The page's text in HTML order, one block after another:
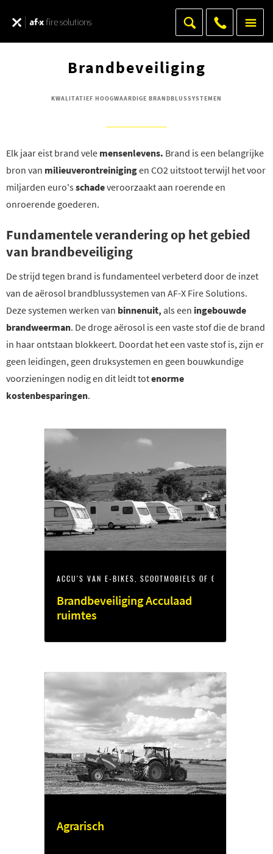
Brandbeveiliging
KWALITATIEF HOOGWAARDIGE BRANDBLUSSYSTEMEN
Elk jaar eist brand vele mensenlevens. Brand is een belangrijke
bron van milieuverontreinigingen CO2 uitstoot terwijl het voor
miljarden euro'sschadeveroorzaakt aan roerende en
onroerende goederen.
Fundamentele verandering op het gebied
van brandbeveiliging
De strijd tegen brand is fundamenteel verbeterd door de inzet
van de aërosol brandblussystemen van AF-X Fire Solutions.
Deze systemen werken van binnenuit, als een ingebouwde
brandweerman. De droge aërosol is een vaste stof die de brand
in haar ontstaan blokkeert. Doordat het een vaste stof is, zijn er
geen leidingen, geen druksystemen en geen bouwkundige
voorzieningen nodig en dit leidt totenorme
kostenbesparingen.
ACCU'S VAN E-BIKES, SCOOTMOBIELS OF GEREEDSCHAP
Brandbeveiliging Acculaad
ruimtes
Agrarisch